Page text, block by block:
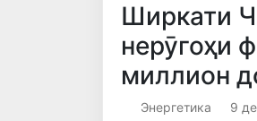
Ширкати
нерӯгоҳи
миллион
Энергетика 9